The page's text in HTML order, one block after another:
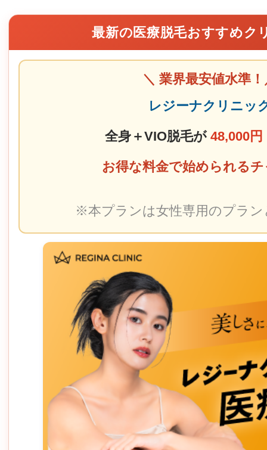
最新の医療脱毛おすすめク
＼ 業界最安値水準！
レジーナクリニッ
全身＋VIO脱毛が 48,000円
お得な料金で始められる
※本プランは女性専用のプラ